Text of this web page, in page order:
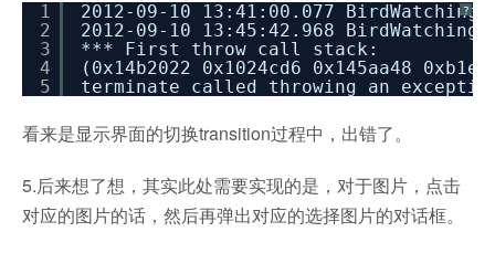
?
1
2
3
4
5
2012-09-10 13:41:00.077
2012-09-10 13:45:42.968
*** First throw call stack:
(0x14b2022 0x1024cd6 0x145aa48
terminate called throwing an
看来是显示界面的切换transition过程中，出错了。
5.后来想了想，其实此处需要实现的是，对于图片，点击
对应的图片的话，然后再弹出对应的选择图片的对话框。